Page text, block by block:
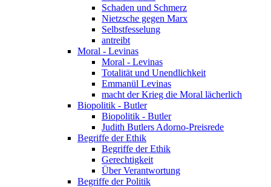
Schaden und Schmerz
Nietzsche gegen Marx
Selbstfesselung
antreibt
Moral - Levinas
Moral - Levinas
Totalität und Unendlichkeit
Emmanül Levinas
macht der Krieg die Moral lächerlich
Biopolitik - Butler
Biopolitik - Butler
Judith Butlers Adorno-Preisrede
Begriffe der Ethik
Begriffe der Ethik
Gerechtigkeit
Über Verantwortung
Begriffe der Politik